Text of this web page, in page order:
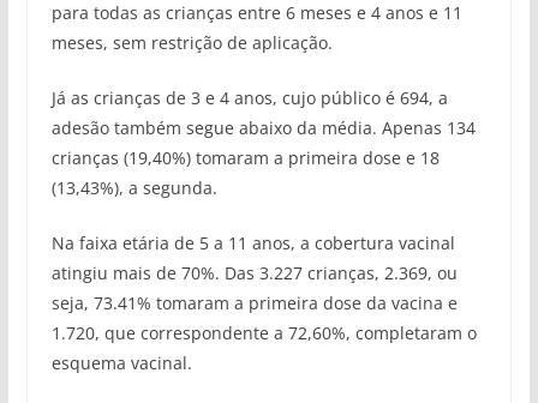
para todas as crianças entre 6 meses e 4 anos e 11
meses, sem restrição de aplicação.
Já as crianças de 3 e 4 anos, cujo público é 694, a
adesão também segue abaixo da média. Apenas 134
crianças (19,40%) tomaram a primeira dose e 18
(13,43%), a segunda.
Na faixa etária de 5 a 11 anos, a cobertura vacinal
atingiu mais de 70%. Das 3.227 crianças, 2.369, ou
seja, 73.41% tomaram a primeira dose da vacina e
1.720, que correspondente a 72,60%, completaram o
esquema vacinal.